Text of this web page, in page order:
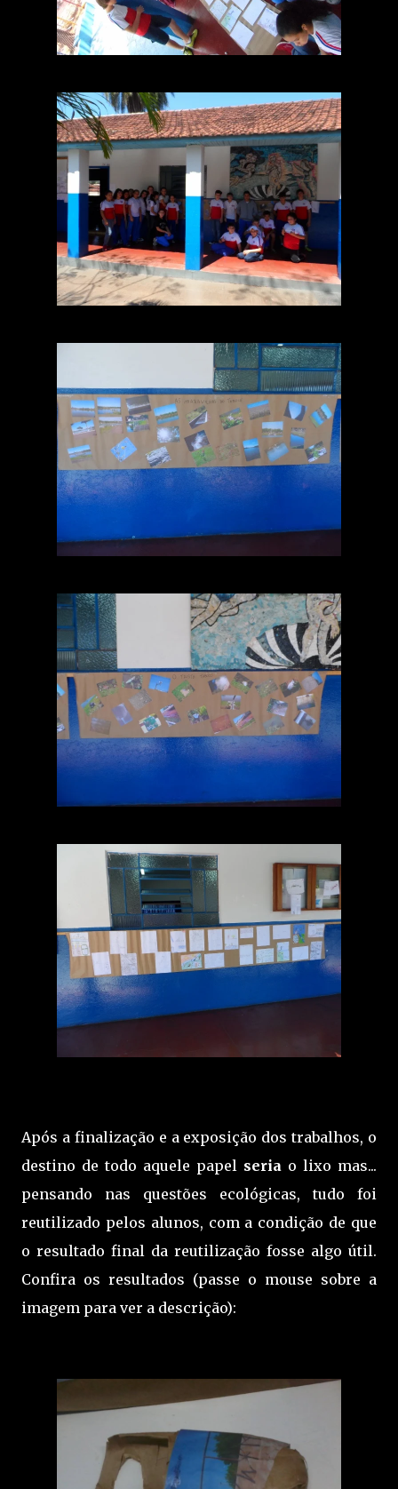
Após a finalização e a exposição dos trabalhos, o
destino de todo aquele papel seria o lixo mas...
pensando nas questões ecológicas, tudo foi
reutilizado pelos alunos, com a condição de que
o resultado final da reutilização fosse algo útil.
Confira os resultados (passe o mouse sobre a
imagem para ver a descrição):